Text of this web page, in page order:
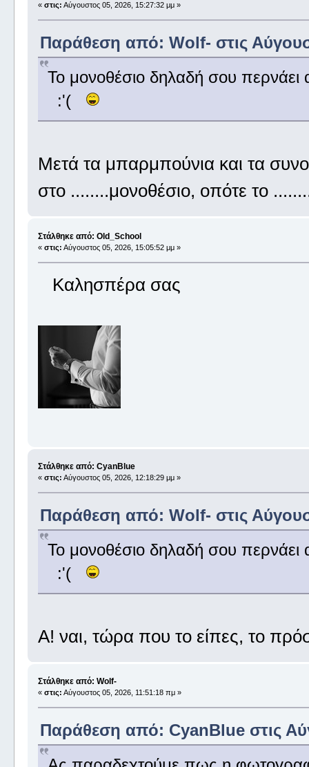
« στις: Αύγουστος 05, 2026, 15:27:32 μμ »
Παράθεση από: Wolf- στις
Το μονοθέσιο δηλαδή σου περνάει
:'(
Μετά τα μπαρμπούνια και τα
στο ........μονοθέσιο, οπότε το
Στάλθηκε από: Old_School
« στις: Αύγουστος 05, 2026, 15:05:52 μμ »
Καλησπέρα σας
Στάλθηκε από: CyanBlue
« στις: Αύγουστος 05, 2026, 12:18:29 μμ »
Παράθεση από: Wolf- στις
Το μονοθέσιο δηλαδή σου περνάει
:'(
Α! ναι, τώρα που το είπες, το
Στάλθηκε από: Wolf-
« στις: Αύγουστος 05, 2026, 11:51:18 πμ »
Παράθεση από: CyanBlue στις